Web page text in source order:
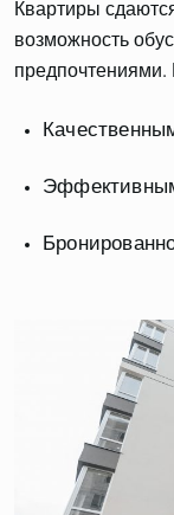
Квартиры
возможность